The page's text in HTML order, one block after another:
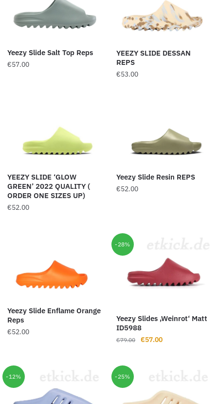
Yeezy Slide Salt Top Reps
€57.00
YEEZY SLIDE DESSAN
REPS
€53.00
YEEZY SLIDE ‘GLOW
GREEN’ 2022 QUALITY (
ORDER ONE SIZES UP)
€52.00
Yeezy Slide Resin REPS
€52.00
Yeezy Slide Enflame Orange
Reps
€52.00
-28%
Yeezy Slides ‚Weinrot‘ Matt
ID5988
€79.00
Ursprünglicher
€57.00Aktueller
-12% -25%